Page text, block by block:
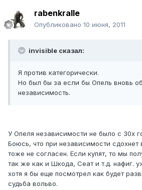
rabenkralle
Опубликовано 10 июня, 2011
invisible сказал:
Я против категорически.
Но был бы за если бы Опель вновь
независимость.
У Опеля независимости не было с 30х
Боюсь, что при независимости сдохнет
тоже не согласен. Если купят, то мы
так же как и Шкода, Сеат и т.д. нафиг.
хотя я бы еще посмотрел как будет
судьба вольво.